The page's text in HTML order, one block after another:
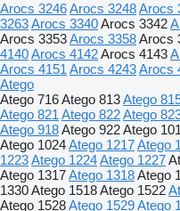
Arocs 3246Arocs 3248Arocs
3263Arocs 3340Arocs 3342
Arocs 3353Arocs 3358Arocs
4140Arocs 4142Arocs 4143
Arocs 4151 Arocs 4243Arocs
Atego
Atego 716Atego 813Atego
Atego 821 Atego 822Atego
Atego 918Atego 922Atego
Atego 1024Atego 1217Atego
1223Atego 1224Atego 1227
Atego 1317Atego 1318Atego
1330Atego 1518Atego 1522
Atego 1528Atego 1529Atego